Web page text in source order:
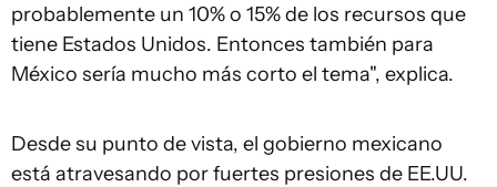
probablemente un 10% o 15% de los recursos que
tiene Estados Unidos. Entonces también para
México sería mucho más corto el tema", explica.
Desde su punto de vista, el gobierno mexicano
está atravesando por fuertes presiones de EE.UU.